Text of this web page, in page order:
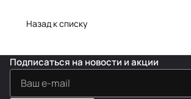
Назад к списку
Подписаться на новости и акции